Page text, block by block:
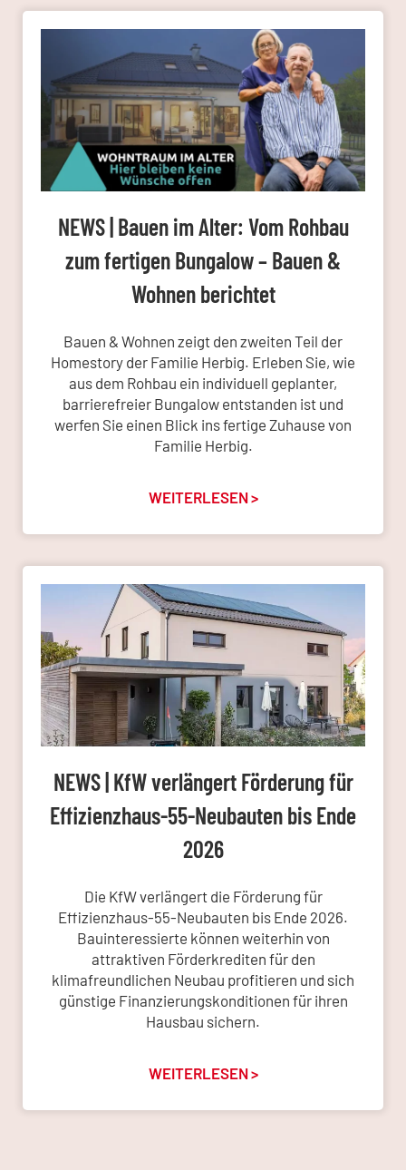
NEWS | Bauen im Alter: Vom Rohbau
zum fertigen Bungalow – Bauen &
Wohnen berichtet
Bauen & Wohnen zeigt den zweiten Teil der
Homestory der Familie Herbig. Erleben Sie, wie
aus dem Rohbau ein individuell geplanter,
barrierefreier Bungalow entstanden ist und
werfen Sie einen Blick ins fertige Zuhause von
Familie Herbig.
WEITERLESEN >
NEWS | KfW verlängert Förderung für
Effizienzhaus-55-Neubauten bis Ende
2026
Die KfW verlängert die Förderung für
Effizienzhaus-55-Neubauten bis Ende 2026.
Bauinteressierte können weiterhin von
attraktiven Förderkrediten für den
klimafreundlichen Neubau profitieren und sich
günstige Finanzierungskonditionen für ihren
Hausbau sichern.
WEITERLESEN >